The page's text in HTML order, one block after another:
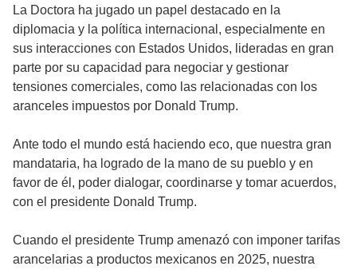
La Doctora ha jugado un papel destacado en la
diplomacia y la política internacional, especialmente en
sus interacciones con Estados Unidos, lideradas en gran
parte por su capacidad para negociar y gestionar
tensiones comerciales, como las relacionadas con los
aranceles impuestos por Donald Trump.
Ante todo el mundo está haciendo eco, que nuestra gran
mandataria, ha logrado de la mano de su pueblo y en
favor de él, poder dialogar, coordinarse y tomar acuerdos,
con el presidente Donald Trump.
Cuando el presidente Trump amenazó con imponer tarifas
arancelarias a productos mexicanos en 2025, nuestra